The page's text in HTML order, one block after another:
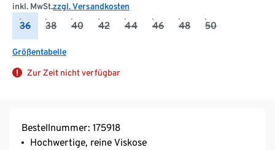
inkl. MwSt.zzgl. Versandkosten
36 38 40 42 44 46 48 50
Größentabelle
Zur Zeit nicht verfügbar
Bestellnummer: 175918
Hochwertige, reine Viskose